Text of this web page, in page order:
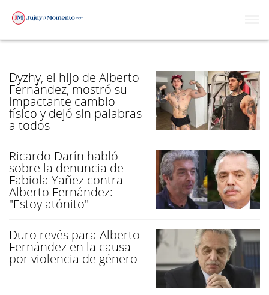
ALBERTO FERNÁNDEZ
Dyzhy, el hijo de Alberto
Fernández, mostró su
impactante cambio
físico y dejó sin palabras
a todos
Ricardo Darín habló
sobre la denuncia de
Fabiola Yañez contra
Alberto Fernández:
"Estoy atónito"
Duro revés para Alberto
Fernández en la causa
por violencia de género